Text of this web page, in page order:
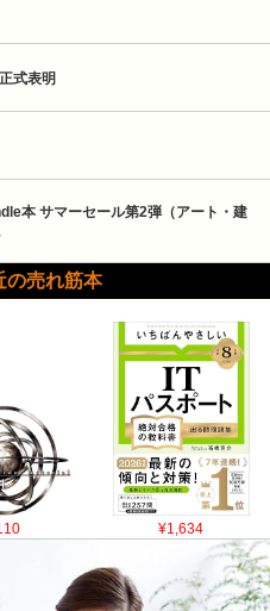
式表明
本 サマーセール第2弾（アート・建
の売れ筋本
¥1,634